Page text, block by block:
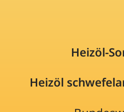
Heizöl-
Heizöl